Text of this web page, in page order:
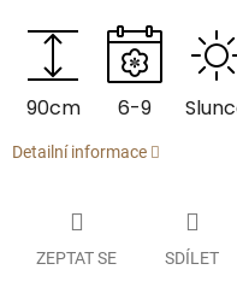
90cm 6-9
Detailní informace
ZEPTAT SE SDÍLET